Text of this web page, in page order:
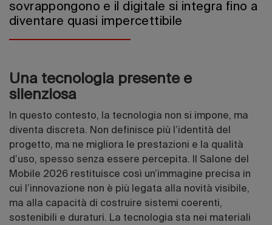
sovrappongono e il digitale si integra fino a
diventare quasi impercettibile
Una tecnologia presente e
silenziosa
In questo contesto, la tecnologia non si impone, ma
diventa discreta. Non definisce più l’identità del
progetto, ma ne migliora le prestazioni e la qualità
d’uso, spesso senza essere percepita. Il Salone del
Mobile 2026 restituisce così un’immagine precisa in
cui l’innovazione non è più legata alla novità visibile,
ma alla capacità di costruire sistemi coerenti,
sostenibili e duraturi. La tecnologia sta nei materiali